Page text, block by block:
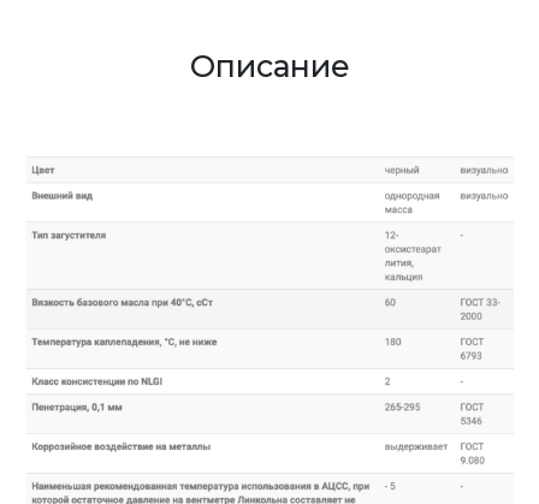
Описание